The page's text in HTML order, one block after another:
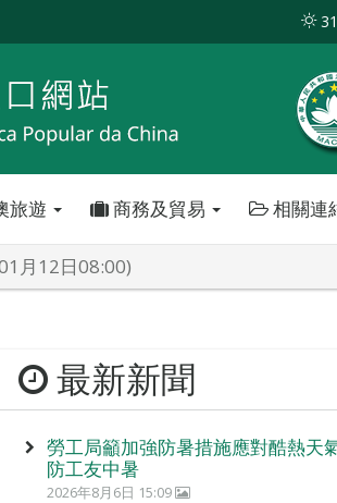
旅遊 商務及貿易 相關連
月12日08:00)
最新新聞
勞工局籲加強防暑措施應對酷熱天
防工友中暑
2026年8月6日 15:09